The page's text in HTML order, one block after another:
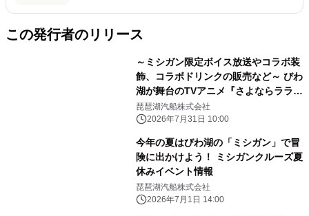
この発行者のリリース
～ミシガン限定ボイス放送やコラボ装
飾、コラボドリンクの販売など～ びわ
湖が舞台のTVアニメ『さよならララ』
と「ミシガンクルーズ」 コラボイベン
トを期間限定で実施します
琵琶湖汽船株式会社
2026年7月31日 10:00
今年の夏はびわ湖の「ミシガン」で冒
険に出かけよう！ ミシガンクルーズ夏
休みイベント情報
琵琶湖汽船株式会社
2026年7月1日 14:00